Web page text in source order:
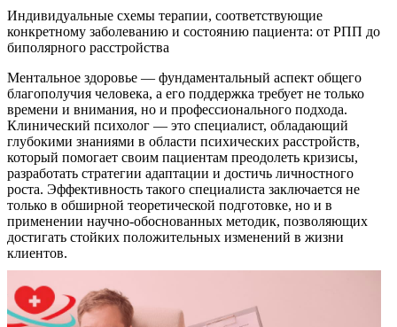
Индивидуальные схемы терапии, соответствующие
конкретному заболеванию и состоянию пациента: от РПП до
биполярного расстройства
Ментальное здоровье — фундаментальный аспект общего
благополучия человека, а его поддержка требует не только
времени и внимания, но и профессионального подхода.
Клинический психолог — это специалист, обладающий
глубокими знаниями в области психических расстройств,
который помогает своим пациентам преодолеть кризисы,
разработать стратегии адаптации и достичь личностного
роста. Эффективность такого специалиста заключается не
только в обширной теоретической подготовке, но и в
применении научно-обоснованных методик, позволяющих
достигать стойких положительных изменений в жизни
клиентов.